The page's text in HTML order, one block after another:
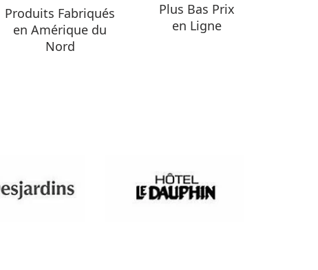
Produits Fabriqués
en Amérique du
Nord
Plus Bas Prix
en Ligne